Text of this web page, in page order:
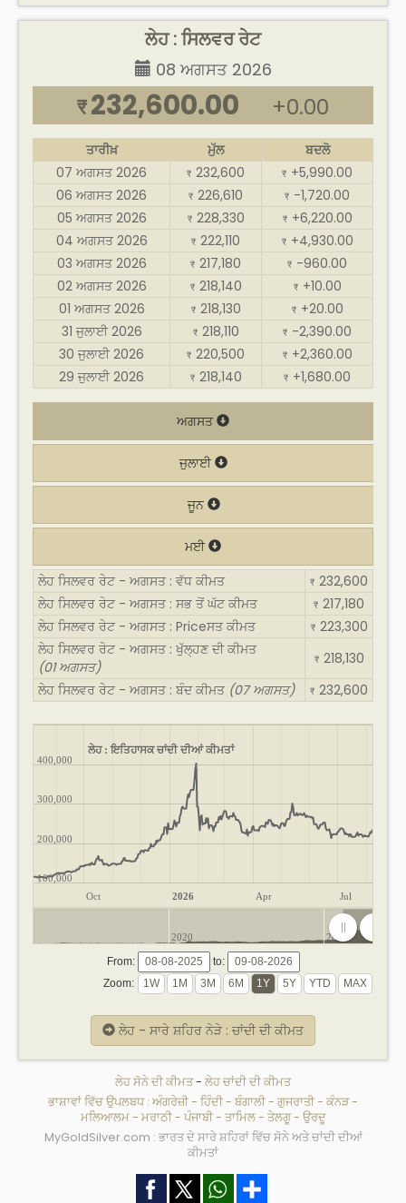
ਲੇਹ : ਸਿਲਵਰ ਰੇਟ
08 ਅਗਸਤ 2026
₹ 232,600.00 +0.00
ਤਾਰੀਖ਼ ਮੁੱਲ
ਬਦਲੋ
07 ਅਗਸਤ 2026
₹ 232,600 ₹ +5,990.00
06 ਅਗਸਤ 2026
₹ 226,610 ₹ -1,720.00
05 ਅਗਸਤ 2026
₹ 228,330 ₹ +6,220.00
04 ਅਗਸਤ 2026
₹ 222,110 ₹ +4,930.00
03 ਅਗਸਤ 2026
₹ 217,180 ₹ -960.00
02 ਅਗਸਤ 2026
₹ 218,140 ₹ +10.00
01 ਅਗਸਤ 2026
₹ 218,130 ₹ +20.00
31 ਜੁਲਾਈ 2026
₹ 218,110 ₹ -2,390.00
30 ਜੁਲਾਈ 2026
₹ 220,500 ₹ +2,360.00
29 ਜੁਲਾਈ 2026
₹ 218,140 ₹ +1,680.00
ਅਗਸਤ
ਜੁਲਾਈ
ਜੂਨ
ਮਈ
ਲੇਹ ਸਿਲਵਰ ਰੇਟ - ਅਗਸਤ : ਵੱਧ ਕੀਮਤ
₹ 232,600
ਲੇਹ ਸਿਲਵਰ ਰੇਟ - ਅਗਸਤ : ਸਭ ਤੋਂ ਘੱਟ ਕੀਮਤ
₹ 217,180
ਲੇਹ ਸਿਲਵਰ ਰੇਟ - ਅਗਸਤ : Priceਸਤ ਕੀਮਤ
₹ 223,300
ਲੇਹ ਸਿਲਵਰ ਰੇਟ - ਅਗਸਤ : ਖੁੱਲ੍ਹਣ ਦੀ ਕੀਮਤ
(01 ਅਗਸਤ)
₹ 218,130
ਲੇਹ ਸਿਲਵਰ ਰੇਟ - ਅਗਸਤ : ਬੰਦ ਕੀਮਤ (07 ਅਗਸਤ) ₹ 232,600
ਲੇਹ : ਇਤਿਹਾਸਕ ਚਾਂਦੀ ਦੀਆਂ ਕੀਮਤਾਂ
Oct 2026 Apr Jul
100,000
200,000
300,000
400,000
2020 2025
From:
to:
Zoom:
ਲੇਹ - ਸਾਰੇ ਸ਼ਹਿਰ ਨੇੜੇ : ਚਾਂਦੀ ਦੀ ਕੀਮਤ
ਲੇਹ ਸੋਨੇ ਦੀ ਕੀਮਤ- ਲੇਹ ਚਾਂਦੀ ਦੀ ਕੀਮਤ
ਭਾਸ਼ਾਵਾਂ ਵਿੱਚ ਉਪਲਬਧ : ਅੰਗਰੇਜ਼ੀ- ਹਿੰਦੀ- ਬੰਗਾਲੀ- ਗੁਜਰਾਤੀ- ਕੰਨੜ-
ਮਲਿਆਲਮ- ਮਰਾਠੀ- ਪੰਜਾਬੀ- ਤਾਮਿਲ- ਤੇਲਗੂ- ਉਰਦੂ
MyGoldSilver.com : ਭਾਰਤ ਦੇ ਸਾਰੇ ਸ਼ਹਿਰਾਂ ਵਿੱਚ ਸੋਨੇ ਅਤੇ ਚਾਂਦੀ ਦੀਆਂ
ਕੀਮਤਾਂ